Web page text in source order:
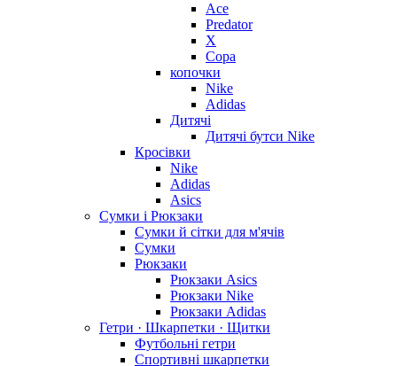
Ace
Predator
X
Copa
копочки
Nike
Adidas
Дитячі
Дитячі бутси Nike
Кросівки
Nike
Adidas
Asics
Сумки і Рюкзаки
Сумки й сітки для м'ячів
Сумки
Рюкзаки
Рюкзаки Asics
Рюкзаки Nike
Рюкзаки Adidas
Гетри · Шкарпетки · Щитки
Футбольні гетри
Спортивні шкарпетки